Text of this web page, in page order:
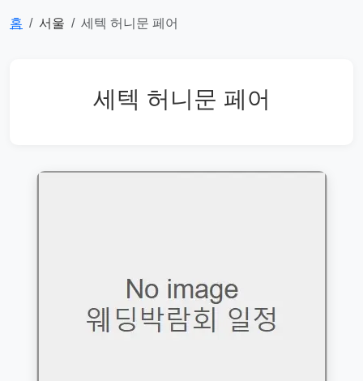
홈 서울 세텍 허니문 페어
세텍 허니문 페어